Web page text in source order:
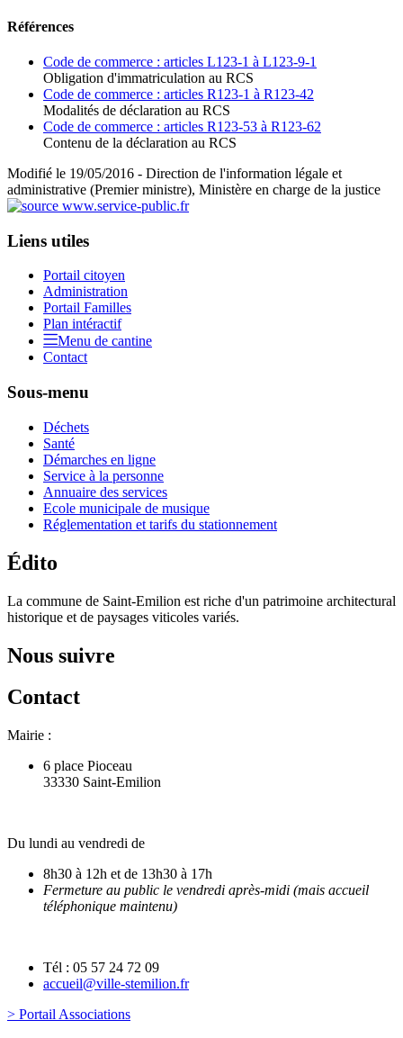
Références
Code de commerce : articles L123-1 à L123-9-1
Obligation d'immatriculation au RCS
Code de commerce : articles R123-1 à R123-42
Modalités de déclaration au RCS
Code de commerce : articles R123-53 à R123-62
Contenu de la déclaration au RCS
Modifié le 19/05/2016 - Direction de l'information légale et
administrative (Premier ministre), Ministère en charge de la justice
Liens utiles
Portail citoyen
Administration
Portail Familles
Plan intéractif
Menu de cantine
Contact
Sous-menu
Déchets
Santé
Démarches en ligne
Service à la personne
Annuaire des services
Ecole municipale de musique
Réglementation et tarifs du stationnement
Édito
La commune de Saint-Emilion est riche d'un patrimoine architectural
historique et de paysages viticoles variés.
Nous suivre
Contact
Mairie :
6 place Pioceau
33330 Saint-Emilion
Du lundi au vendredi de
8h30 à 12h et de 13h30 à 17h
Fermeture au public le vendredi après-midi (mais accueil
téléphonique maintenu)
Tél : 05 57 24 72 09
accueil@ville-stemilion.fr
> Portail Associations